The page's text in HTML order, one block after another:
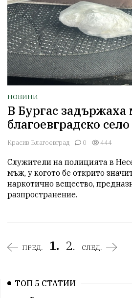
НОВИНИ
В Бургас
благоевградско
Красив Благоевград 0 444
Служители на полицията в
мъж, у когото бе открито
наркотично вещество,
разпространение.
ПРЕД. 1. 2. СЛЕД.
ТОП 5 СТАТИИ